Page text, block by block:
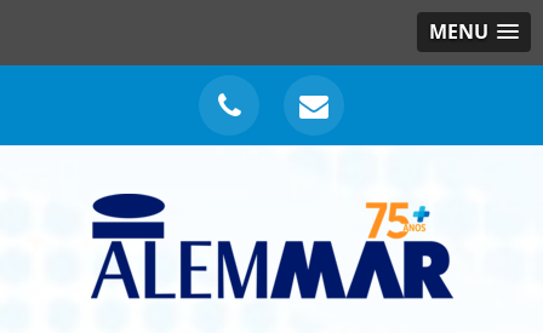
MENU